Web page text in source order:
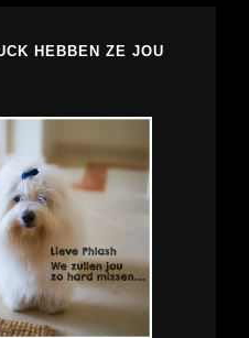
HEBBEN ZE JOU